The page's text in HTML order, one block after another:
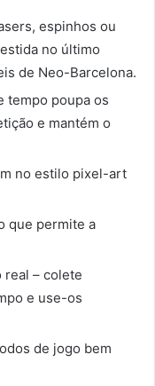
espinhos ou
no último
de Neo-Barcelona.
tempo poupa os
e mantém o
no estilo pixel-art
que permite a
real – colete
e use-os
de jogo bem